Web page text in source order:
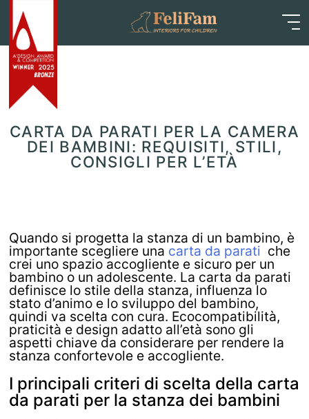
content
Home >Carta da parati per la
camera dei bambini: requisiti, stili, consigli per l’età
CARTA DA PARATI PER LA CAMERA
DEI BAMBINI: REQUISITI, STILI,
CONSIGLI PER L’ETÀ
Quando si progetta la stanza di un bambino, è
importante scegliere una carta da parati che
crei uno spazio accogliente e sicuro per un
bambino o un adolescente. La carta da parati
definisce lo stile della stanza, influenza lo
stato d’animo e lo sviluppo del bambino,
quindi va scelta con cura. Ecocompatibilità,
praticità e design adatto all’età sono gli
aspetti chiave da considerare per rendere la
stanza confortevole e accogliente.
I principali criteri di scelta della carta
da parati per la stanza dei bambini